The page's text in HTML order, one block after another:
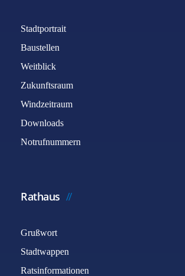
Stadtportrait
Baustellen
Weitblick
Zukunftsraum
Windzeitraum
Downloads
Notrufnummern
Rathaus
Grußwort
Stadtwappen
Ratsinformationen